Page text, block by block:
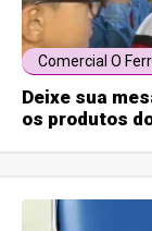
Comercial O
Deixe sua
os produtos